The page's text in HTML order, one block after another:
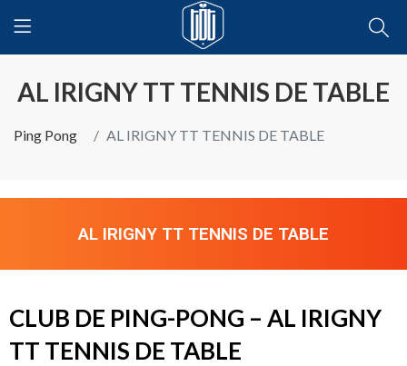
AL IRIGNY TT TENNIS DE TABLE
Ping Pong AL IRIGNY TT TENNIS DE TABLE
AL IRIGNY TT TENNIS DE TABLE
CLUB DE PING-PONG – AL IRIGNY
TT TENNIS DE TABLE